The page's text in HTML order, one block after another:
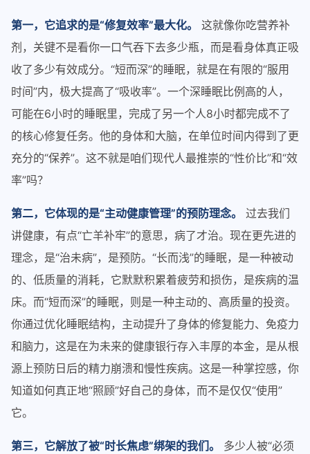
第一，它追求的是“修复效率”最大化。
这就像你吃营养补
剂，关键不是看你一口气吞下去多少瓶，而是看身体真正吸
收了多少有效成分。“短而深”的睡眠，就是在有限的“服用
时间”内，极大提高了“吸收率”。一个深睡眠比例高的人，
可能在6小时的睡眠里，完成了另一个人8小时都完成不了
的核心修复任务。他的身体和大脑，在单位时间内得到了更
充分的“保养”。这不就是咱们现代人最推崇的“性价比”和“效
率”吗？
第二，它体现的是“主动健康管理”的预防理念。
过去我们
讲健康，有点“亡羊补牢”的意思，病了才治。现在更先进的
理念，是“治未病”，是预防。“长而浅”的睡眠，是一种被动
的、低质量的消耗，它默默积累着疲劳和损伤，是疾病的温
床。而“短而深”的睡眠，则是一种主动的、高质量的投资。
你通过优化睡眠结构，主动提升了身体的修复能力、免疫力
和脑力，这是在为未来的健康银行存入丰厚的本金，是从根
源上预防日后的精力崩溃和慢性疾病。这是一种掌控感，你
知道如何真正地“照顾”好自己的身体，而不是仅仅“使用”
它。
第三，它解放了被“时长焦虑”绑架的我们。
多少人被“必须